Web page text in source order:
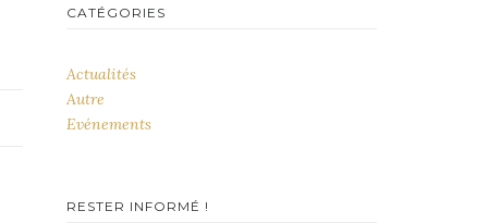
CATÉGORIES
Actualités
Autre
Evénements
RESTER INFORMÉ !